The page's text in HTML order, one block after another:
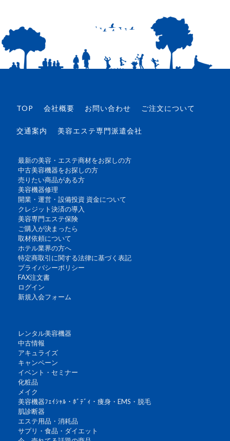
TOP 会社概要 お問い合わせ ご注文について
交通案内 美容エステ専門派遣会社
最新の美容・エステ商材をお探しの方
中古美容機器をお探しの方
売りたい商品がある方
美容機器修理
開業・運営・設備投資 資金について
クレジット決済の導入
美容専門エステ保険
ご購入が決まったら
取材依頼について
ホテル業界の方へ
特定商取引に関する法律に基づく表記
プライバシーポリシー
FAX注文書
ログイン
新規入会フォーム
レンタル美容機器
中古情報
アキュライズ
キャンペーン
イベント・セミナー
化粧品
メイク
美容機器ﾌｪｲｼｬﾙ・ﾎﾞﾃﾞｨ・痩身・EMS・脱毛
肌診断器
エステ用品・消耗品
サプリ・食品・ダイエット